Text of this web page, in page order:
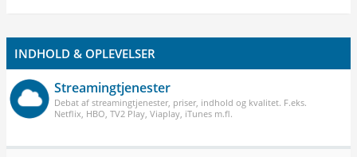
INDHOLD & OPLEVELSER
Streamingtjenester
Debat af streamingtjenester, priser, indhold og kvalitet. F.eks.
Netflix, HBO, TV2 Play, Viaplay, iTunes m.fl.